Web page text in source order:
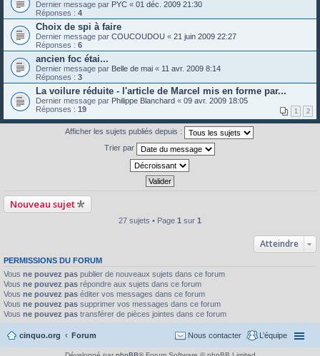
Dernier message par PYC « 01 déc. 2009 21:30
Réponses : 4
Choix de spi à faire
Dernier message par COUCOUDOU « 21 juin 2009 22:27
Réponses : 6
ancien foc étai...
Dernier message par Belle de mai « 11 avr. 2009 8:14
Réponses : 3
La voilure réduite - l'article de Marcel mis en forme par...
Dernier message par Philippe Blanchard « 09 avr. 2009 18:05
Réponses : 19 1 2
Afficher les sujets publiés depuis :
Trier par
Nouveau sujet
27 sujets • Page 1 sur 1
Atteindre
PERMISSIONS DU FORUM
Vous ne pouvez pas publier de nouveaux sujets dans ce forum
Vous ne pouvez pas répondre aux sujets dans ce forum
Vous ne pouvez pas éditer vos messages dans ce forum
Vous ne pouvez pas supprimer vos messages dans ce forum
Vous ne pouvez pas transférer de pièces jointes dans ce forum
cinquo.org Forum L’équipe
Nous contacter